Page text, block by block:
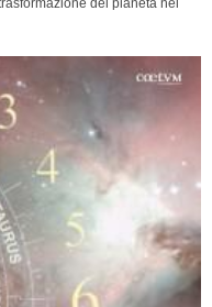
del pianeta nel